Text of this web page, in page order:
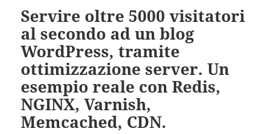
Servire oltre 5000 visitatori
al secondo ad un blog
WordPress, tramite
ottimizzazione server. Un
esempio reale con Redis,
NGINX, Varnish,
Memcached, CDN.